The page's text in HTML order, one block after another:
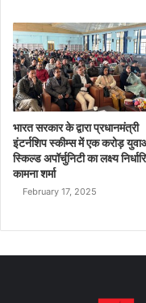
भारत सरकार के द्वारा प्रधानमंत्री
इंटर्नशिप स्कीम्स में एक करोड़
स्किल्ड अपॉर्चुनिटी का लक्ष्य
कामना शर्मा
February 17, 2025